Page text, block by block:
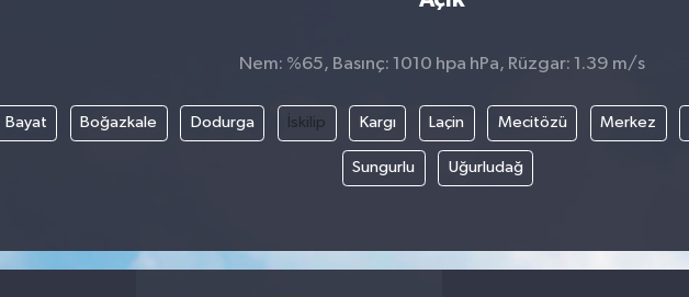
Nem: %65, Basınç: 1010 hpa hPa, Rüzgar: 1.39 m/s
Bayat Boğazkale Dodurga İskilip Kargı Laçin Mecitözü Merkez
Sungurlu Uğurludağ